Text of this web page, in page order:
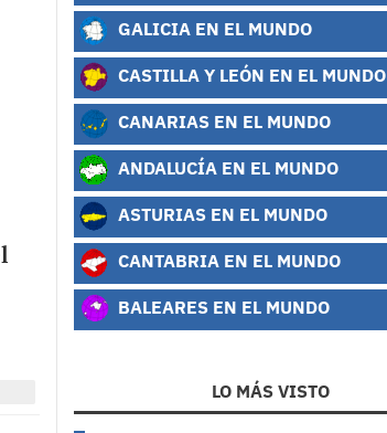
GALICIA EN EL MUNDO
CASTILLA Y LEÓN EN EL MUNDO
CANARIAS EN EL MUNDO
ANDALUCÍA EN EL MUNDO
ASTURIAS EN EL MUNDO
CANTABRIA EN EL MUNDO
BALEARES EN EL MUNDO
LO MÁS VISTO